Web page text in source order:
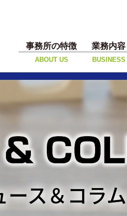
事務所の特徴
ABOUT US
業務内容
BUSINESS
ース＆コラム